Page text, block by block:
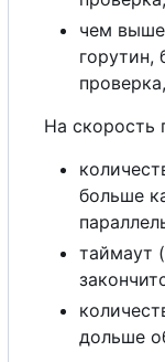
чем
горутин,
На скорость
больше
таймаут
дольше